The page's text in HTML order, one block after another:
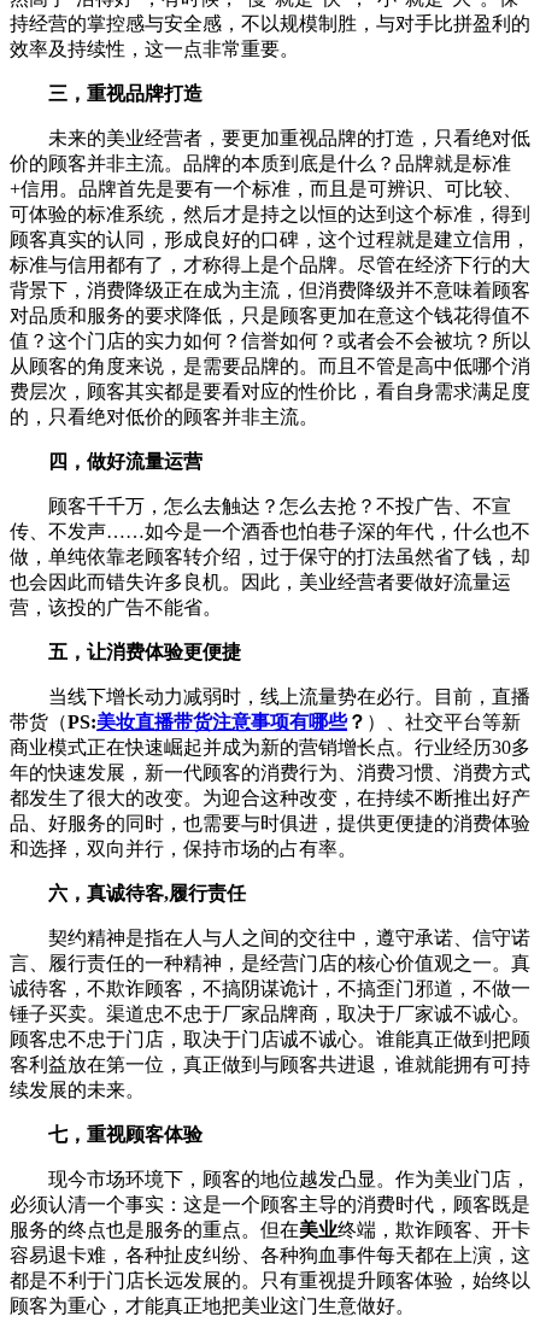
持经营的掌控感与安全感，不以规模制胜，与对手比拼盈利的
效率及持续性，这一点非常重要。
三，重视品牌打造
未来的美业经营者，要更加重视品牌的打造，只看绝对低
价的顾客并非主流。品牌的本质到底是什么？品牌就是标准
+信用。品牌首先是要有一个标准，而且是可辨识、可比较、
可体验的标准系统，然后才是持之以恒的达到这个标准，得到
顾客真实的认同，形成良好的口碑，这个过程就是建立信用，
标准与信用都有了，才称得上是个品牌。尽管在经济下行的大
背景下，消费降级正在成为主流，但消费降级并不意味着顾客
对品质和服务的要求降低，只是顾客更加在意这个钱花得值不
值？这个门店的实力如何？信誉如何？或者会不会被坑？所以
从顾客的角度来说，是需要品牌的。而且不管是高中低哪个消
费层次，顾客其实都是要看对应的性价比，看自身需求满足度
的，只看绝对低价的顾客并非主流。
四，做好流量运营
顾客千千万，怎么去触达？怎么去抢？不投广告、不宣
传、不发声……如今是一个酒香也怕巷子深的年代，什么也不
做，单纯依靠老顾客转介绍，过于保守的打法虽然省了钱，却
也会因此而错失许多良机。因此，美业经营者要做好流量运
营，该投的广告不能省。
五，让消费体验更便捷
当线下增长动力减弱时，线上流量势在必行。目前，直播
带货（PS:美妆直播带货注意事项有哪些？ ）、社交平台等新
商业模式正在快速崛起并成为新的营销增长点。行业经历30多
年的快速发展，新一代顾客的消费行为、消费习惯、消费方式
都发生了很大的改变。为迎合这种改变，在持续不断推出好产
品、好服务的同时，也需要与时俱进，提供更便捷的消费体验
和选择，双向并行，保持市场的占有率。
六，真诚待客,履行责任
契约精神是指在人与人之间的交往中，遵守承诺、信守诺
言、履行责任的一种精神，是经营门店的核心价值观之一。真
诚待客，不欺诈顾客，不搞阴谋诡计，不搞歪门邪道，不做一
锤子买卖。渠道忠不忠于厂家品牌商，取决于厂家诚不诚心。
顾客忠不忠于门店，取决于门店诚不诚心。谁能真正做到把顾
客利益放在第一位，真正做到与顾客共进退，谁就能拥有可持
续发展的未来。
七，重视顾客体验
现今市场环境下，顾客的地位越发凸显。作为美业门店，
必须认清一个事实：这是一个顾客主导的消费时代，顾客既是
服务的终点也是服务的重点。但在美业终端，欺诈顾客、开卡
容易退卡难，各种扯皮纠纷、各种狗血事件每天都在上演，这
都是不利于门店长远发展的。只有重视提升顾客体验，始终以
顾客为重心，才能真正地把美业这门生意做好。